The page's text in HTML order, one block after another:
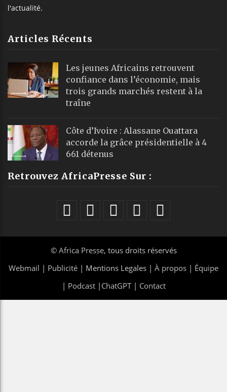
l'actualité.
Articles Récents
Les jeunes Africains retrouvent
confiance dans l’économie, mais
trois grands marchés restent à la
traîne
Côte d’Ivoire : Alassane Ouattara
accorde la grâce présidentielle à 4
661 détenus
Retrouvez AfricaPresse Sur :
© Africa Presse, tous droits réservés
Webmail | Publicité | Mentions Legales | À propos | Équipe
| Podcast| ChatGPT| Contact